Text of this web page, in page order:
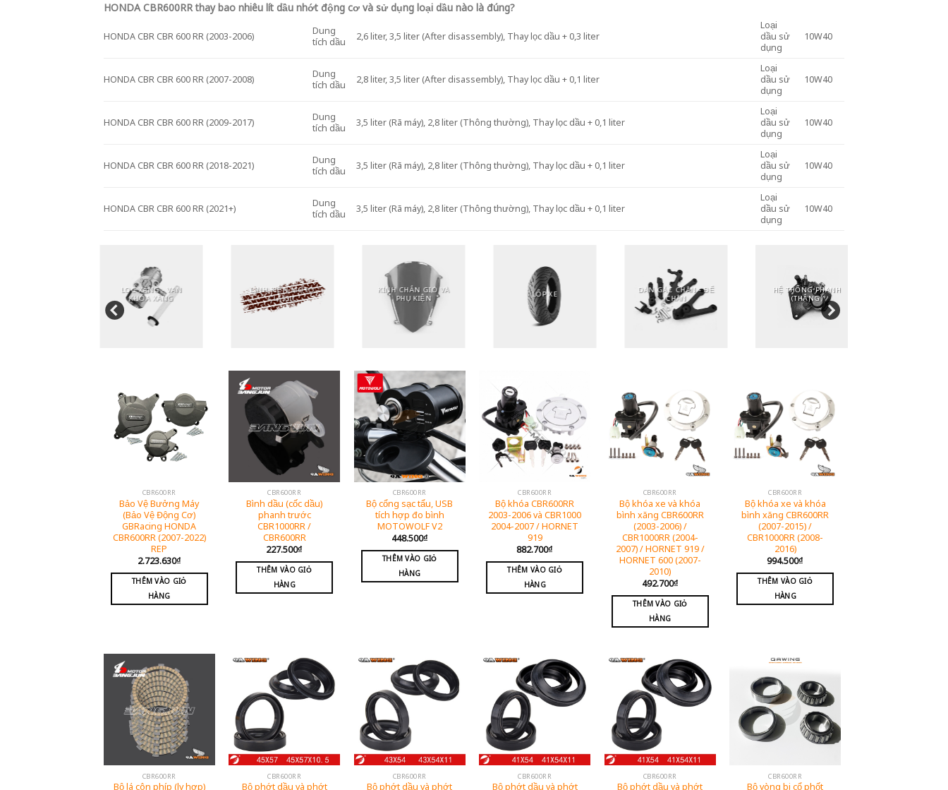
HONDA CBR600RR thay bao nhiêu lít dầu nhớt động cơ và sử dụng loại dầu nào là đúng?
HONDA CBR CBR 600 RR (2003-2006)
Dung
tích dầu
2,6 liter, 3,5 liter (After disassembly), Thay lọc dầu + 0,3 liter
Loại
dầu sử
dụng
10W40
HONDA CBR CBR 600 RR (2007-2008)
Dung
tích dầu
2,8 liter, 3,5 liter (After disassembly), Thay lọc dầu + 0,1 liter
Loại
dầu sử
dụng
10W40
HONDA CBR CBR 600 RR (2009-2017)
Dung
tích dầu
3,5 liter (Rã máy), 2,8 liter (Thông thường), Thay lọc dầu + 0,1 liter
Loại
dầu sử
dụng
10W40
HONDA CBR CBR 600 RR (2018-2021)
Dung
tích dầu
3,5 liter (Rã máy), 2,8 liter (Thông thường), Thay lọc dầu + 0,1 liter
Loại
dầu sử
dụng
10W40
HONDA CBR CBR 600 RR (2021+)
Dung
tích dầu
3,5 liter (Rã máy), 2,8 liter (Thông thường), Thay lọc dầu + 0,1 liter
Loại
dầu sử
dụng
10W40
LỌC XĂNG - VAN
KHÓA XĂNG
LINH KIỆN MOTO
CLASSIC
KÍNH CHẮN GIÓ VÀ
PHỤ KIỆN
LỐP XE
DÀN GÁC CHÂN - ĐỂ
CHÂN
HỆ THỐNG PHANH
(THẮNG)
CBR600RR
Bảo Vệ Bưởng Máy
(Bảo Vệ Động Cơ)
GBRacing HONDA
CBR600RR (2007-2022)
REP
2.723.630₫
THÊM VÀO GIỎ
HÀNG
CBR600RR
Bình dầu (cốc dầu)
phanh trước
CBR1000RR /
CBR600RR
227.500₫
THÊM VÀO GIỎ
HÀNG
CBR600RR
Bộ cổng sạc tẩu, USB
tích hợp đo bình
MOTOWOLF V2
448.500₫
THÊM VÀO GIỎ
HÀNG
CBR600RR
Bộ khóa CBR600RR
2003-2006 và CBR1000
2004-2007 / HORNET
919
882.700₫
THÊM VÀO GIỎ
HÀNG
CBR600RR
Bộ khóa xe và khóa
bình xăng CBR600RR
(2003-2006) /
CBR1000RR (2004-
2007) / HORNET 919 /
HORNET 600 (2007-
2010)
492.700₫
THÊM VÀO GIỎ
HÀNG
CBR600RR
Bộ khóa xe và khóa
bình xăng CBR600RR
(2007-2015) /
CBR1000RR (2008-
2016)
994.500₫
THÊM VÀO GIỎ
HÀNG
CBR600RR
Bộ lá côn phíp (ly hợp)
CBR600RR
Bộ phớt dầu và phớt
CBR600RR
Bộ phớt dầu và phớt
CBR600RR
Bộ phớt dầu và phớt
CBR600RR
Bộ phớt dầu và phớt
CBR600RR
Bộ vòng bi cổ phốt